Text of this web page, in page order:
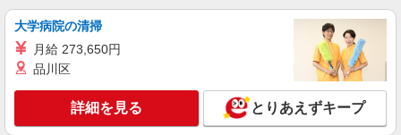
+゜・。○。・゜+゜・。○。・゜+゜ 入社祝い金10
有）★ ゜・。○。・゜+゜・。○。・゜+゜
沖縄県豊見城市の家電量販店
キープ 詳細を見る
紹介予定派遣
株式会社シエロ
大学病院の清掃
月給 273,650円
品川区
詳細を見る とりあえずキープ